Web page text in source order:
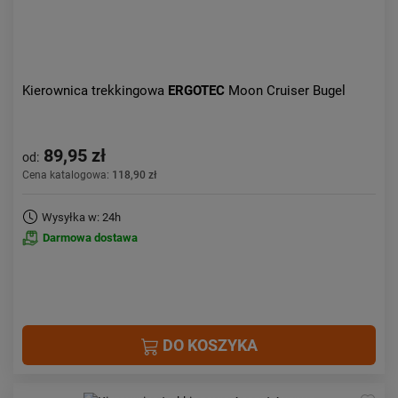
Kierownica trekkingowa ERGOTEC Moon Cruiser Bugel
od: 89,95 zł
Cena katalogowa: 118,90 zł
Wysyłka w: 24h
Darmowa dostawa
DO KOSZYKA